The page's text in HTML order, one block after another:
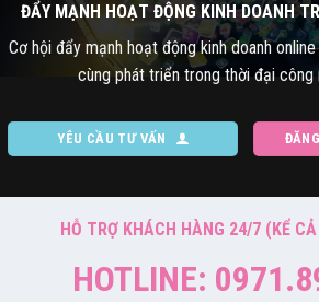
ĐẨY MẠNH HOẠT ĐỘNG KINH DOANH
Cơ hội đẩy mạnh hoạt động kinh doanh
cùng phát triển trong thời đại công
YÊU CẦU TƯ VẤN
HỖ TRỢ KHÁCH HÀNG 24/7 (KỂ
HOTLINE: